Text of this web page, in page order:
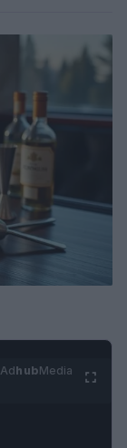
AdhubMedia